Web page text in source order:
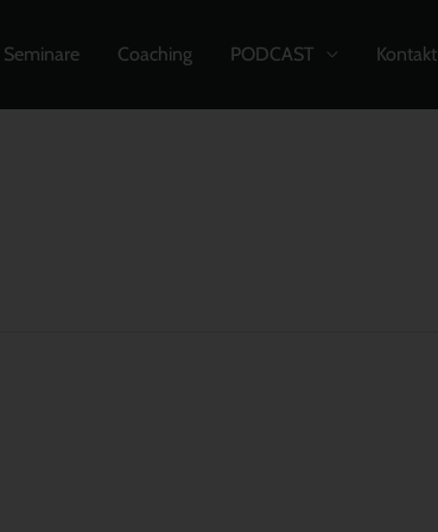
Seminare Coaching PODCAST Kontakt